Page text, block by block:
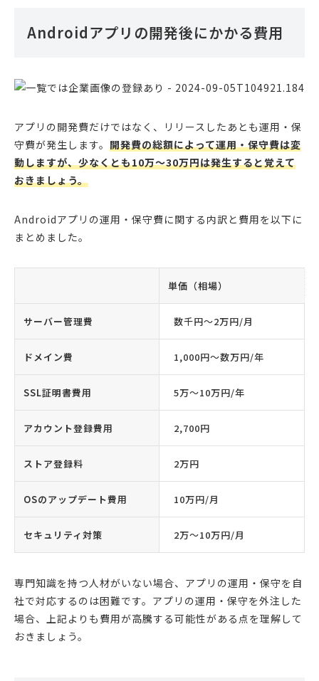
Androidアプリの開発後にかかる費用
アプリの開発費だけではなく、リリースしたあとも運用・保
守費が発生します。 開発費の総額によって運用・保守費は変
動しますが、少なくとも10万〜30万円は発生すると覚えて
おきましょう。
Androidアプリの運用・保守費に関する内訳と費用を以下に
まとめました。
単価（相場）
サーバー管理費 数千円〜2万円/月
ドメイン費 1,000円〜数万円/年
SSL証明書費用 5万〜10万円/年
アカウント登録費用 2,700円
ストア登録料 2万円
OSのアップデート費用 10万円/月
セキュリティ対策 2万〜10万円/月
専門知識を持つ人材がいない場合、アプリの運用・保守を自
社で対応するのは困難です。アプリの運用・保守を外注した
場合、上記よりも費用が高騰する可能性がある点を理解して
おきましょう。